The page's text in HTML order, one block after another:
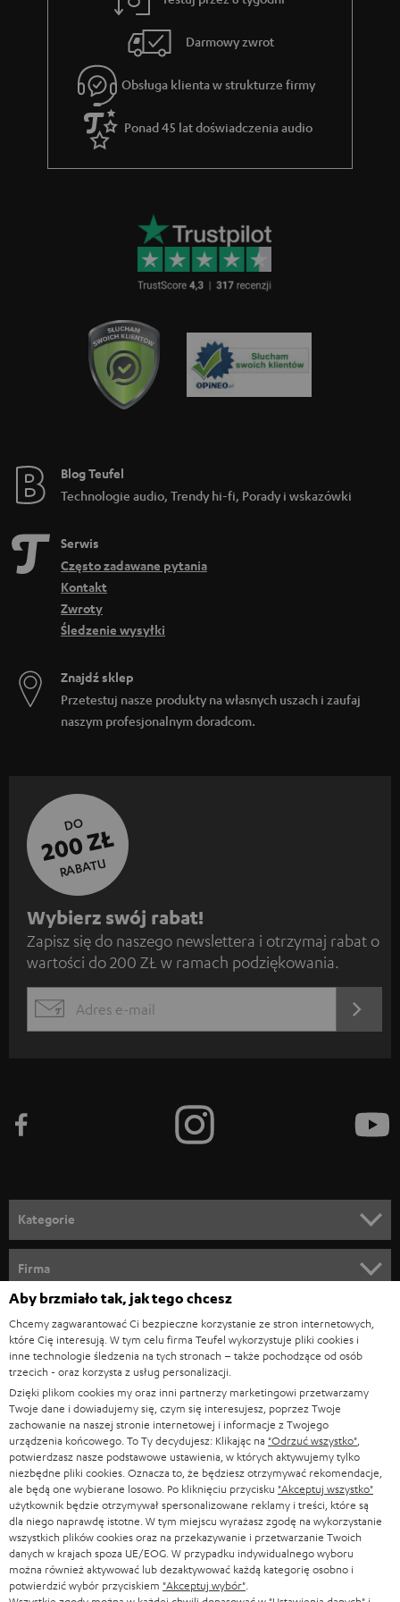
e
g
w
a
r
Darmowy zwrot
Obsługa klienta w strukturze firmy
Ponad 45 lat doświadczenia audio
Blog Teufel
Technologie audio, Trendy hi-fi, Porady i wskazówki
Serwis
Często zadawane pytania
Kontakt
Zwroty
Śledzenie wysyłki
Znajdź sklep
Przetestuj nasze produkty na własnych uszach i zaufaj
naszym profesjonalnym doradcom.
DO
200 ZŁ
RABATU
Z
a
p
s
ę
n
e
w
s
l
e
t
t
e
r
a
Wybierz swój rabat!
Zapisz się do naszego newslettera i otrzymaj rabat o
wartości do 200 ZŁ w ramach podziękowania.
EMAIL
Kategorie
KOMPLETNE SYSTEMY
SOUNDBARY
GŁOŚNIKI HIFI
SMART HOME
BLUETOOTH
SŁUCHAWKI
SŁUCHAWKI BLUETOOTH
WIEŻE HI-FI
Firma
WSPARCIE
KARIERA
KONTAKT PRASOWY
B2B
BLOG
NEWSLETTER
SKLEPY
KORZYŚCI
Sklepy internetowe Teufel
NIEMCY
AUSTRIA
SZWAJCARIA
HOLANDIA
BELGIA
Aby brzmiało tak, jak tego chcesz
Chcemy zagwarantować Ci bezpieczne korzystanie ze stron internetowych,
które Cię interesują. W tym celu firma Teufel wykorzystuje pliki cookies i
inne technologie śledzenia na tych stronach – także pochodzące od osób
trzecich - oraz korzysta z usług personalizacji.
Dzięki plikom cookies my oraz inni partnerzy marketingowi przetwarzamy
Twoje dane i dowiadujemy się, czym się interesujesz, poprzez Twoje
zachowanie na naszej stronie internetowej i informacje z Twojego
urządzenia końcowego. To Ty decydujesz: Klikając na "Odrzuć wszystko"
potwierdzasz nasze podstawowe ustawienia, w których aktywujemy tylko
niezbędne pliki cookies. Oznacza to, że będziesz otrzymywać rekomendacje,
ale będą one wybierane losowo. Po kliknięciu przycisku "Akceptuj wszystko"
użytkownik będzie otrzymywał spersonalizowane reklamy i treści, które są
dla niego naprawdę istotne. W tym miejscu wyrażasz zgodę na wykorzystanie
wszystkich plików cookies oraz na przekazywanie i przetwarzanie Twoich
danych w krajach spoza UE/EOG. W przypadku indywidualnego wyboru
można również aktywować lub dezaktywować każdą kategorię osobno i
potwierdzić wybór przyciskiem "Akceptuj wybór"